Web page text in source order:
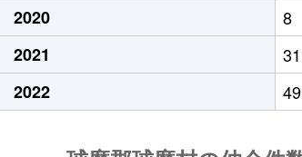
2020
8
2021
31
2022
49